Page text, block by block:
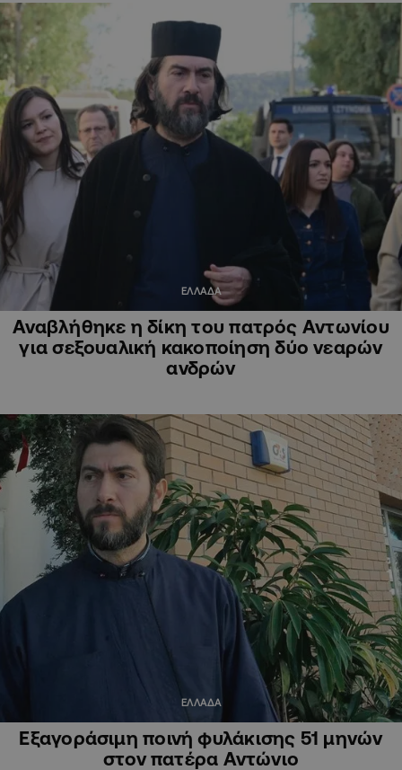
ΕΛΛΑΔΑ
Αναβλήθηκε η δίκη του πατρός Αντωνίου
για σεξουαλική κακοποίηση δύο νεαρών
ανδρών
ΕΛΛΑΔΑ
Εξαγοράσιμη ποινή φυλάκισης 51 μηνών
στον πατέρα Αντώνιο